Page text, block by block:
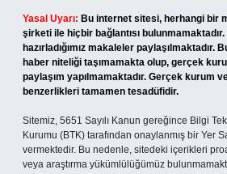
Yasal Uyarı: Bu internet sitesi, herhangi bir
şirketi ile hiçbir bağlantısı
hazırladığımız makaleler
haber niteliği taşımamakta olup, gerçek
paylaşım yapılmamaktadır. Gerçek kurum
benzerlikleri tamamen tesadüfidir.
Sitemiz, 5651 Sayılı Kanun gereğince Bilgi
Kurumu (BTK) tarafından onaylanmış bir Yer
vermektedir. Bu nedenle, sitedeki içerikleri
veya araştırma yükümlülüğümüz